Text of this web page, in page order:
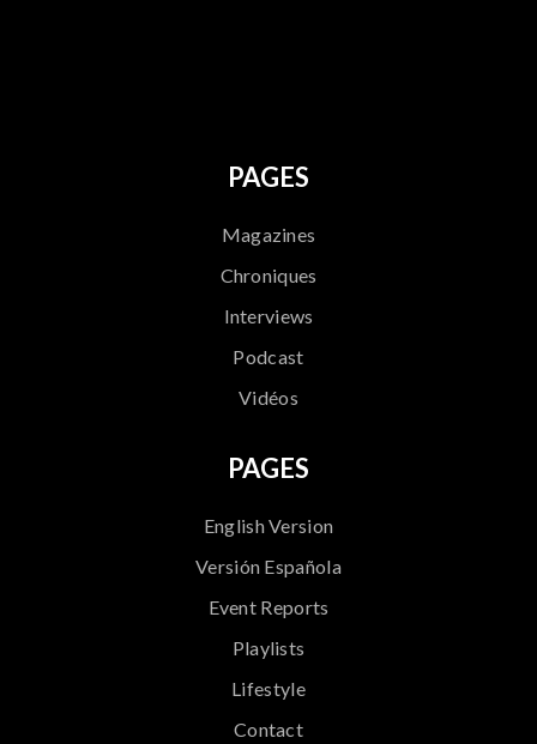
PAGES
Magazines
Chroniques
Interviews
Podcast
Vidéos
PAGES
English Version
Versión Española
Event Reports
Playlists
Lifestyle
Contact